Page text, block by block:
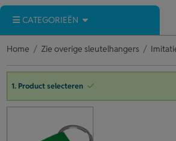
CATEGORIEËN
Home Zie overige sleutelhangers
1. Product selecteren